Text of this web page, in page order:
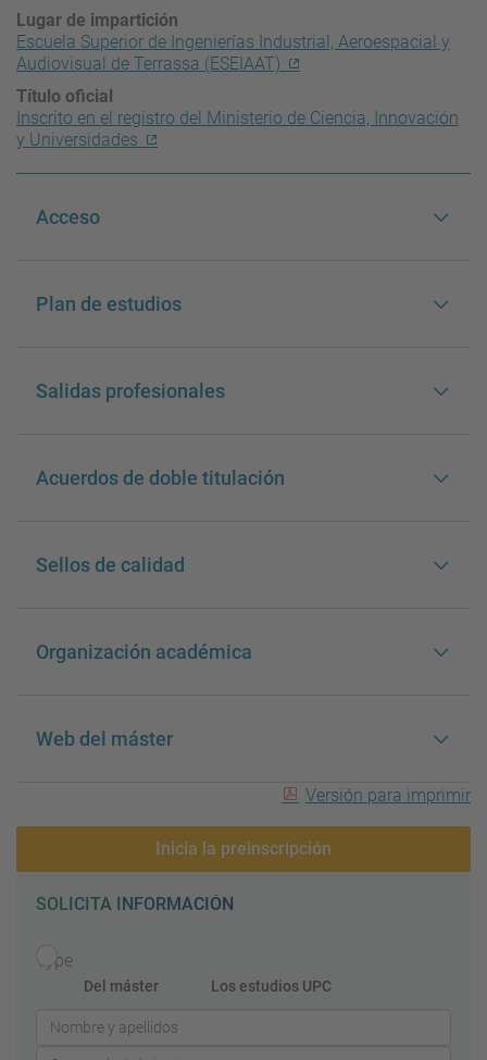
Lugar de impartición
Escuela Superior de Ingenierías Industrial, Aeroespacial y
Audiovisual de Terrassa (ESEIAAT)
Título oficial
Inscrito en el registro del Ministerio de Ciencia, Innovación
y Universidades
Acceso
Plan de estudios
Salidas profesionales
Acuerdos de doble titulación
Sellos de calidad
Organización académica
Web del máster
Versión para imprimir
Inicia la preinscripción
SOLICITA INFORMACIÓN
Type
Del máster Los estudios UPC